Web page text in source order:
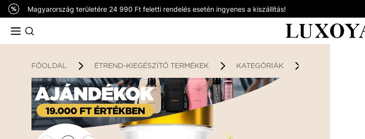
Magyarország területére 24 990 Ft feletti rendelés esetén ingyenes a kiszállítás!
FŐOLDAL ÉTREND-KIEGÉSZÍTŐ TERMÉKEK KATEGÓRIÁK